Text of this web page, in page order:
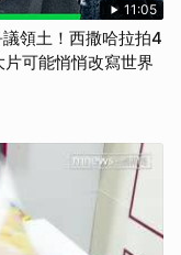
11:05
領土！西撒哈拉拍4
可能悄悄改寫世界